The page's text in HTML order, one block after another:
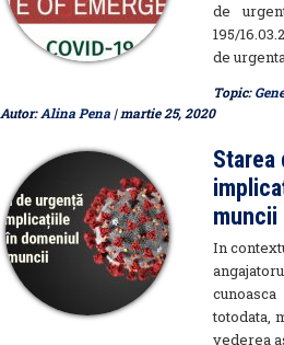
de
195/
de
Topic:
Autor:Alina Pena | martie 25, 2020
Starea
muncii
In
totodata,
vederea